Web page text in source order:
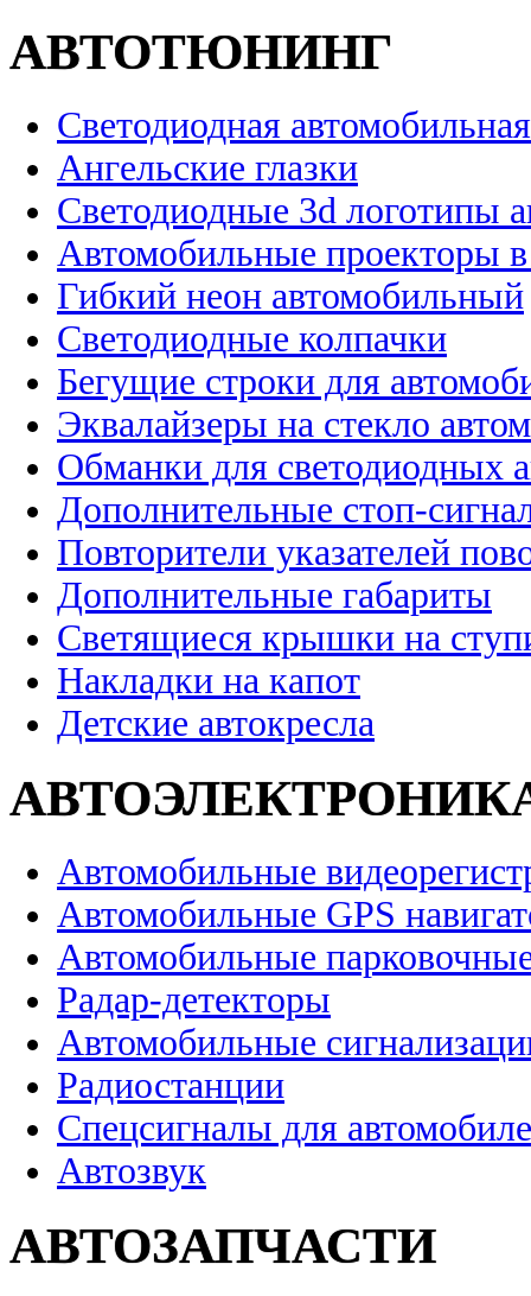
АВТОТЮНИНГ
Светодиодная
Ангельские глазки
Светодиодные 3d логотипы
Автомобильные проекторы
Гибкий неон автомобильный
Светодиодные колпачки
Бегущие строки для
Эквалайзеры на стекло
Обманки для светодиодных
Дополнительные стоп-
Повторители указателей
Дополнительные габариты
Светящиеся крышки на
Накладки на капот
Детские автокресла
Автомобильные
Автомобильные GPS
Автомобильные
Радар-детекторы
Автомобильные
Радиостанции
Спецсигналы для
Автозвук
АВТОЗАПЧАСТИ